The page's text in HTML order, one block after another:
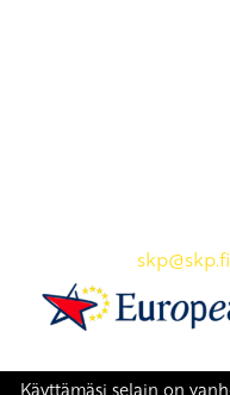
skp@skp.fi
european-left.org